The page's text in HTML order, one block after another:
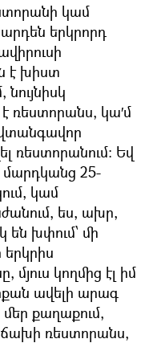
կամ
երկրորդ
է խիստ
ռեստորանս, կա′մ
վտանգավոր
ռեստորանում։ Եվ
25-
կամ
ես, ախր,
խփում՝ մի
կողմից էլ իմ
ավելի արագ
քաղաքում,
ռեստորանս,